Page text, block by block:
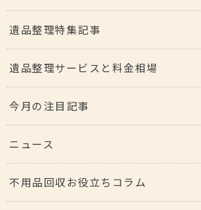
遺品整理特集記事
遺品整理サービスと料金相場
今月の注目記事
ニュース
不用品回収お役立ちコラム